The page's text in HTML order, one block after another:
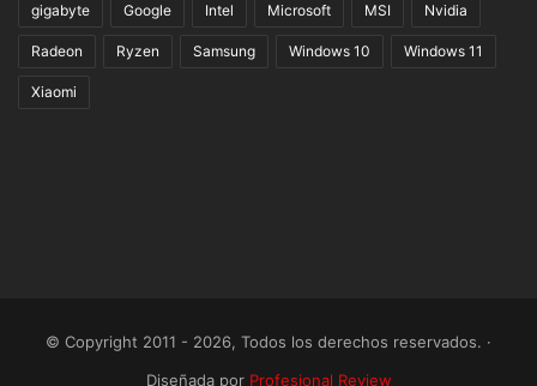
gigabyte Google Intel Microsoft MSI Nvidia
Radeon Ryzen Samsung Windows 10 Windows 11
Xiaomi
© Copyright 2011 - 2026, Todos los derechos reservados. ·
Diseñada por Profesional Review